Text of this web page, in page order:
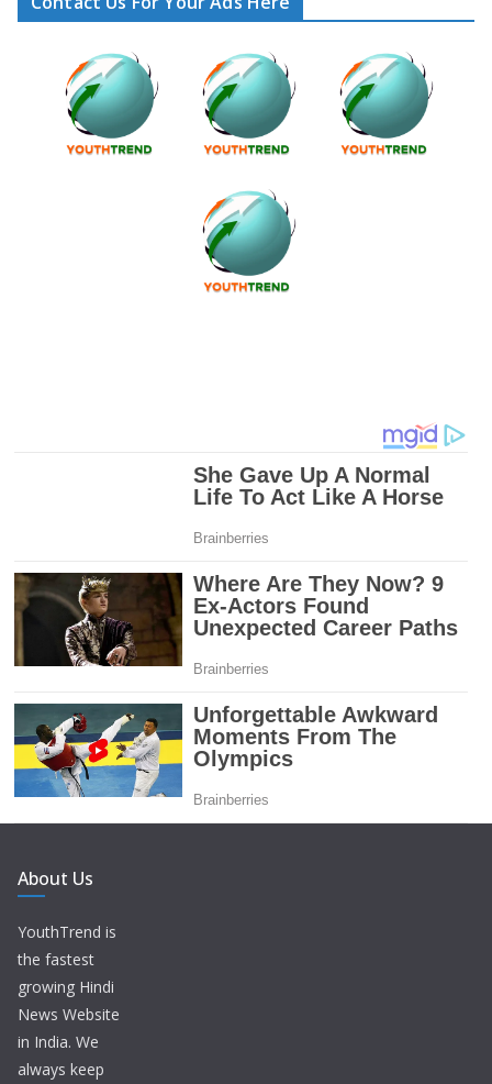
About Us
YouthTrend is
the fastest
growing Hindi
News Website
in India. We
always keep